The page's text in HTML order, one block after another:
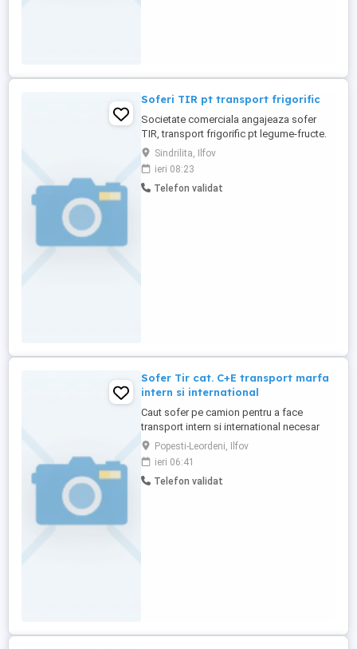
Soferi TIR pt transport frigorific
Societate comerciala angajeaza sofer
TIR, transport frigorific pt legume-fructe.
Necesar atestat transport marfa, cartela
tahograf
Sindrilita, Ilfov
ieri 08:23
Telefon validat
Sofer Tir cat. C+E transport marfa
intern si international
Caut sofer pe camion pentru a face
transport intern si international necesar
permis cat C+E, pe un Volvo an 2014
automat cu prelata. Punct de lucru Popesti
Leordeni, sos de centura. Rog seriozitate,
pentru mai multe detalii la telefon !
Popesti-Leordeni, Ilfov
ieri 06:41
Telefon validat